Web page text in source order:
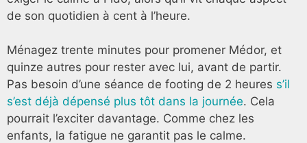
de son quotidien à cent à l’heure.
Ménagez trente minutes pour promener Médor, et
quinze autres pour rester avec lui, avant de partir.
Pas besoin d’une séance de footing de 2 heures s’il
s’est déjà dépensé plus tôt dans la journée. Cela
pourrait l’exciter davantage. Comme chez les
enfants, la fatigue ne garantit pas le calme.